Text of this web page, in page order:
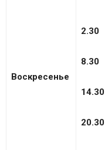
Воскресенье
2.30
8.30
14.30
20.30